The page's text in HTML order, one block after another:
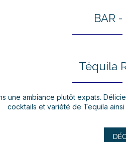
BAR
Téquila
une ambiance plutôt expats.
cocktails et variété de Tequila